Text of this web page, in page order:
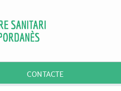
CONTACTE